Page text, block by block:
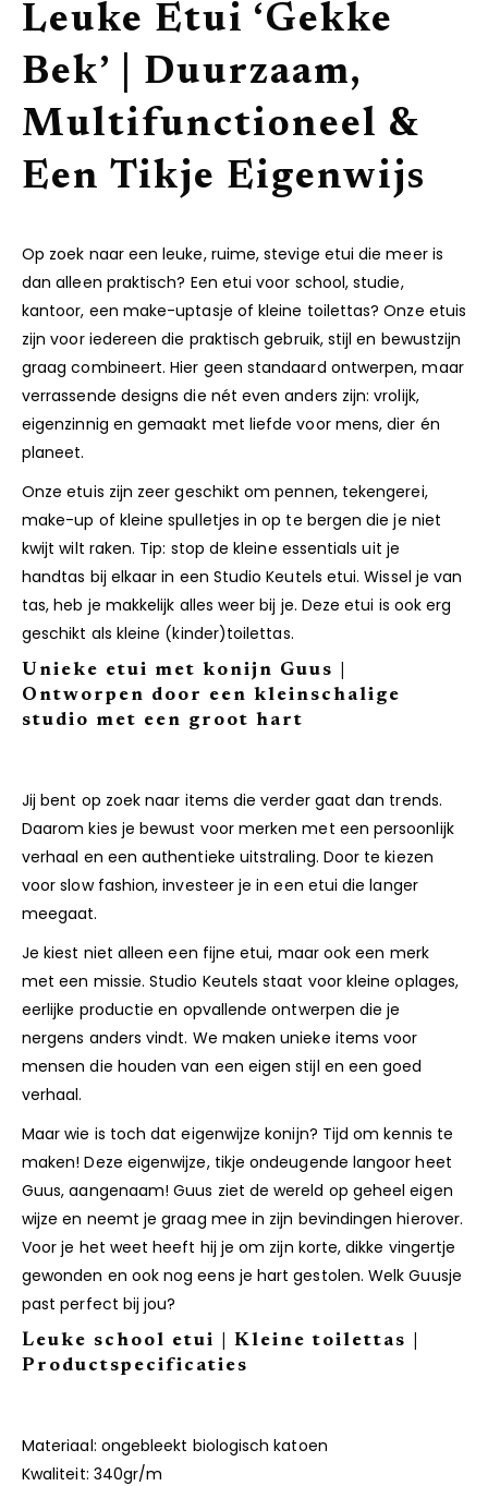
Leuke Etui ‘Gekke
Bek’ | Duurzaam,
Multifunctioneel &
Een Tikje Eigenwijs
Op zoek naar een leuke, ruime, stevige etui die meer is
dan alleen praktisch? Een etui voor school, studie,
kantoor, een make-uptasje of kleine toilettas? Onze etuis
zijn voor iedereen die praktisch gebruik, stijl en bewustzijn
graag combineert. Hier geen standaard ontwerpen, maar
verrassende designs die nét even anders zijn: vrolijk,
eigenzinnig en gemaakt met liefde voor mens, dier én
planeet.
Onze etuis zijn zeer geschikt om pennen, tekengerei,
make-up of kleine spulletjes in op te bergen die je niet
kwijt wilt raken. Tip: stop de kleine essentials uit je
handtas bij elkaar in een Studio Keutels etui. Wissel je van
tas, heb je makkelijk alles weer bij je. Deze etui is ook erg
geschikt als kleine (kinder)toilettas.
Unieke etui met konijn Guus |
Ontworpen door een kleinschalige
studio met een groot hart
Jij bent op zoek naar items die verder gaat dan trends.
Daarom kies je bewust voor merken met een persoonlijk
verhaal en een authentieke uitstraling. Door te kiezen
voor slow fashion, investeer je in een etui die langer
meegaat.
Je kiest niet alleen een fijne etui, maar ook een merk
met een missie. Studio Keutels staat voor kleine oplages,
eerlijke productie en opvallende ontwerpen die je
nergens anders vindt. We maken unieke items voor
mensen die houden van een eigen stijl en een goed
verhaal.
Maar wie is toch dat eigenwijze konijn? Tijd om kennis te
maken! Deze eigenwijze, tikje ondeugende langoor heet
Guus, aangenaam! Guus ziet de wereld op geheel eigen
wijze en neemt je graag mee in zijn bevindingen hierover.
Voor je het weet heeft hij je om zijn korte, dikke vingertje
gewonden en ook nog eens je hart gestolen. Welk Guusje
past perfect bij jou?
Leuke school etui | Kleine toilettas |
Productspecificaties
Materiaal: ongebleekt biologisch katoen
Kwaliteit: 340gr/m